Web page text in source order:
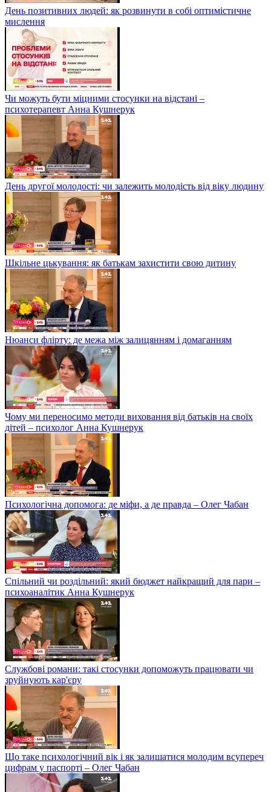
День позитивних людей: як розвинути в собі оптимістичне
мислення
Чи можуть бути міцними стосунки на відстані –
психотерапевт Анна Кушнерук
День другої молодості: чи залежить молодість від віку людину
Шкільне цькування: як батькам захистити свою дитину
Нюанси флірту: де межа між залицянням і домаганням
Чому ми переносимо методи виховання від батьків на своїх
дітей – психолог Анна Кушнерук
Психологічна допомога: де міфи, а де правда – Олег Чабан
Спільний чи роздільний: який бюджет найкращий для пари –
психоаналітик Анна Кушнерук
Службові романи: такі стосунки допоможуть працювати чи
зруйнують кар'єру
Що таке психологічний вік і як залишатися молодим всупереч
цифрам у паспорті – Олег Чабан